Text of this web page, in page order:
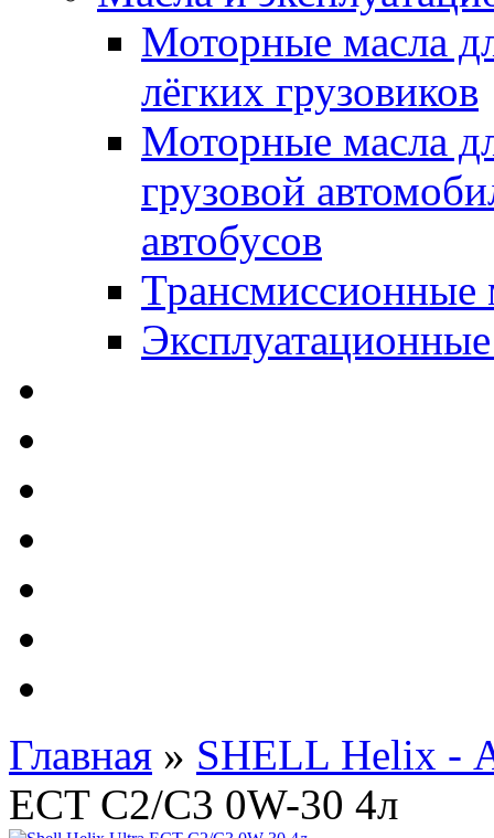
Моторные масла
лёгких грузовиков
Моторные масла
грузовой
автобусов
Трансмиссионные
Главная » SHELL Helix -
ECT C2/C3 0W-30 4л